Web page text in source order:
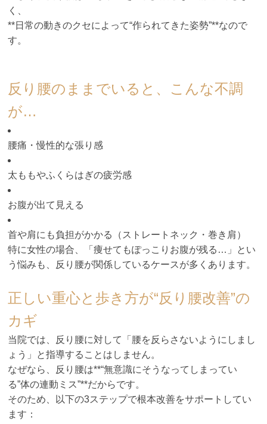
く、
**日常の動きのクセによって“作られてきた姿勢”**なので
す。
反り腰のままでいると、こんな不調
が…
腰痛・慢性的な張り感
太ももやふくらはぎの疲労感
お腹が出て見える
首や肩にも負担がかかる（ストレートネック・巻き肩）
特に女性の場合、「痩せてもぽっこりお腹が残る…」とい
う悩みも、反り腰が関係しているケースが多くあります。
正しい重心と歩き方が“反り腰改善”の
カギ
当院では、反り腰に対して「腰を反らさないようにしまし
ょう」と指導することはしません。
なぜなら、反り腰は**“無意識にそうなってしまってい
る”体の連動ミス”**だからです。
そのため、以下の3ステップで根本改善をサポートしてい
ます：